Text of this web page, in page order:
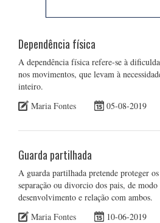
Dependência física
A dependência física refere-se à
nos movimentos, que levam à
inteiro.
Maria Fontes
05-08-2019
Guarda partilhada
A guarda partilhada pretende proteger
separação ou divorcio dos pais, de
desenvolvimento e relação com ambos.
Maria Fontes
10-06-2019